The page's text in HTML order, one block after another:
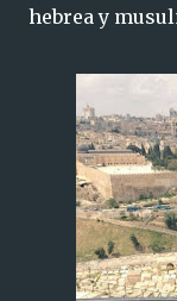
hebrea y